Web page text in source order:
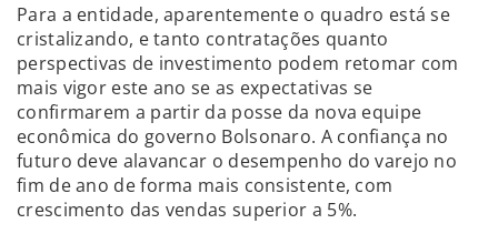
Para a entidade, aparentemente o quadro está se
cristalizando, e tanto contratações quanto
perspectivas de investimento podem retomar com
mais vigor este ano se as expectativas se
confirmarem a partir da posse da nova equipe
econômica do governo Bolsonaro. A confiança no
futuro deve alavancar o desempenho do varejo no
fim de ano de forma mais consistente, com
crescimento das vendas superior a 5%.